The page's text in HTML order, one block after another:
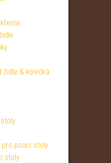
židle & kolečka
pro psací stoly
stoly